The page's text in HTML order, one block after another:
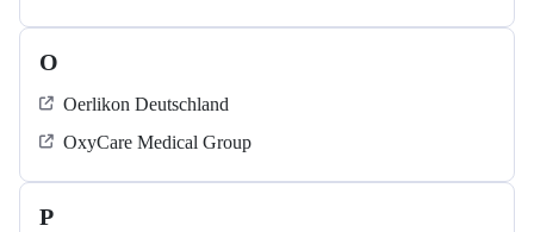
O
Oerlikon Deutschland
OxyCare Medical Group
P